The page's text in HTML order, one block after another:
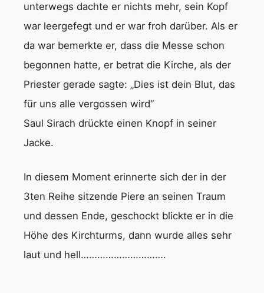
unterwegs dachte er nichts mehr, sein Kopf
war leergefegt und er war froh darüber. Als er
da war bemerkte er, dass die Messe schon
begonnen hatte, er betrat die Kirche, als der
Priester gerade sagte: „Dies ist dein Blut, das
für uns alle vergossen wird“
Saul Sirach drückte einen Knopf in seiner
Jacke.
In diesem Moment erinnerte sich der in der
3ten Reihe sitzende Piere an seinen Traum
und dessen Ende, geschockt blickte er in die
Höhe des Kirchturms, dann wurde alles sehr
laut und hell………………………….